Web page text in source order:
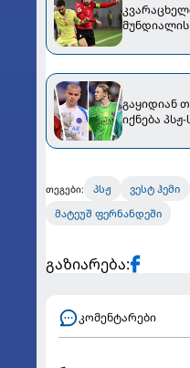
გაყიდიან
იქნება
თეგები: პსჟ ვესტ ჰემი
მატეუშ ფერნანდეში
გაზიარება:
კომენტარები